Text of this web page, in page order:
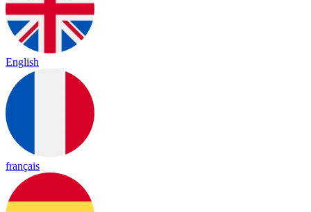
English
français